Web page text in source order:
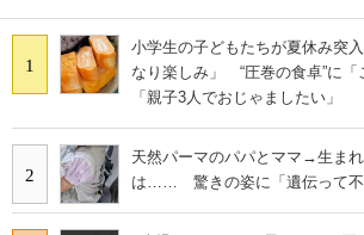
1
小学生の子どもたちが夏休み突
なり楽しみ」 “圧巻の食卓”に「
「親子3人でおじゃましたい」
2
天然パーマのパパとママ→生ま
は…… 驚きの姿に「遺伝って不